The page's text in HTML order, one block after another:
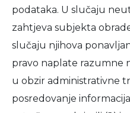
podataka. U slučaju
zahtjeva subjekta
slučaju njihova
pravo naplate razumne
u obzir administrativne
posredovanje